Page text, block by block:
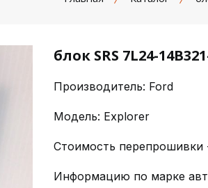
блок SRS 7L24-
Производитель: Ford
Модель: Explorer
Стоимость перепрошивки
Информацию по марке